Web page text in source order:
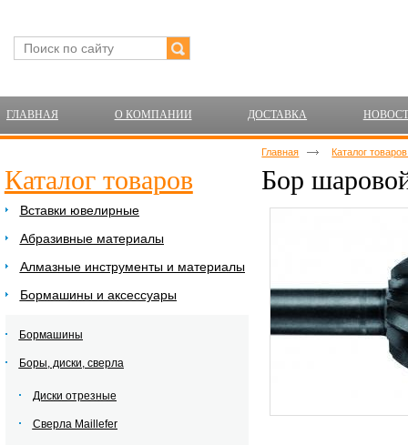
ГЛАВНАЯ О КОМПАНИИ ДОСТАВКА
Каталог товаров
Вставки ювелирные
Абразивные материалы
Алмазные инструменты и материалы
Бормашины и аксессуары
Бормашины
Боры, диски, сверла
Диски отрезные
Сверла Maillefer
Главная Каталог
Бор